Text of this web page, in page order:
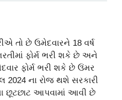
તો છે ઉમેદવારને 18 વર્ષ
ફોર્મ ભરી શકે છે અને
ફોર્મ ભરી શકે છે ઉંમર
2024 ના રોજ થશે સરકારી
છૂટછાટ આપવામાં આવી છે